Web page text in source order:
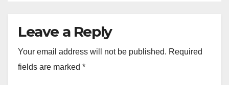
Leave a Reply
Your email address will not be published. Required
fields are marked *